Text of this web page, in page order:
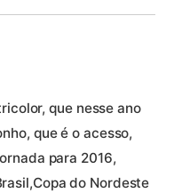
que nesse ano
que é o acesso,
para 2016,
do Nordeste